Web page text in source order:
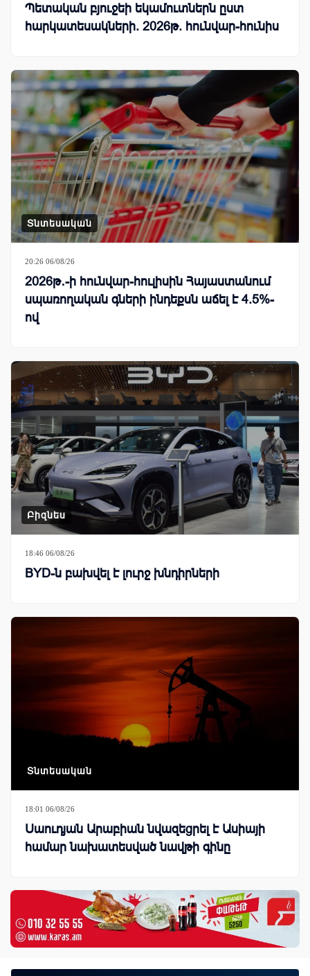
Պետական բյուջեի եկամուտներն ըստ
հարկատեսակների. 2026թ. հունվար-հունիս
Տնտեսական
20:26 06/08/26
2026թ․-ի հունվար-հուլիսին Հայաստանում
սպառողական գների ինդեքսն աճել է 4.5%-
ով
Բիզնես
18:46 06/08/26
BYD-ն բախվել է լուրջ խնդիրների
Տնտեսական
18:01 06/08/26
Սաուդյան Արաբիան նվազեցրել է Ասիայի
համար նախատեսված նավթի գինը